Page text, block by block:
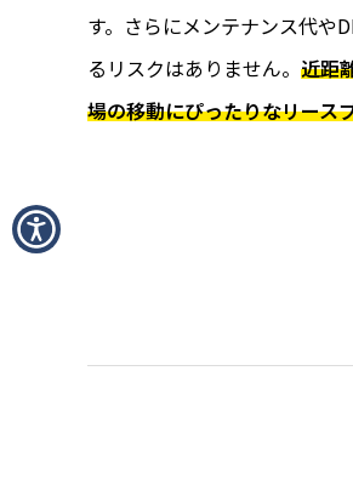
す。さらにメンテナンス代や
るリスクはありません。 近距
場の移動にぴったりなリース